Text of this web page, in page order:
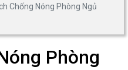
Chống Nóng Phòng Ngủ
Phòng